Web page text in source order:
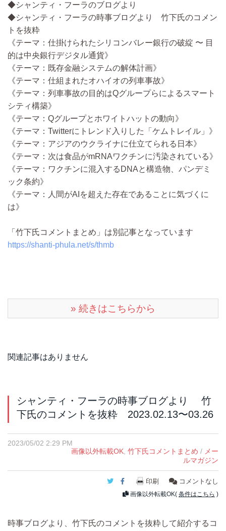
◆シャンティ・フーラのブログより
◆シャンティ・フーラの時事ブログより 竹下氏のコメン
トを抜粋
《テーマ：仕掛けられたシリコンバレー銀行の破綻 〜 目
的は中央銀行デジタル通貨》
《テーマ：既存金融システムの解体計画》
《テーマ：仕組まれたオハイオの列車事故》
《テーマ：列車事故の目的はQグループらによるスマート
シティ構築》
《テーマ：Qグループとホワイトハットの動向》
《テーマ：Twitterにトレンド入りした「ケムトレイル」》
《テーマ：アジアのウクライナに仕立てられる日本》
《テーマ：次は食品がmRNAワクチンに汚染されている》
《テーマ：ワクチンに混入するDNAと構造物、パンデミ
ック条約》
《テーマ：人間がAIを超えた存在であることに気づくに
は》
「竹下氏コメントまとめ」は別記事となっています
https://shanti-phula.net/s/thmb
» 続きはこちらから
関連記事はありません
シャンティ・フーラの時事ブログより 竹
下氏のコメントを抜粋 2023.02.13〜03.26
2023/05/02 2:29 PM
画像以外転載OK, 竹下氏コメントまとめ / メー
ルマガジン
Twitter
Facebook
印刷 コメントなし
画像以外転載OK( 条件はこちら )
時事ブログより、竹下氏のコメントを抜粋して紹介するコ